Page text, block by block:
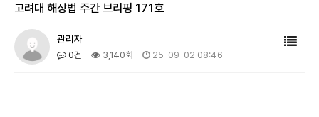
고려대 해상법 주간 브리핑 171호
관리자
0건 3,140회 25-09-02 08:46